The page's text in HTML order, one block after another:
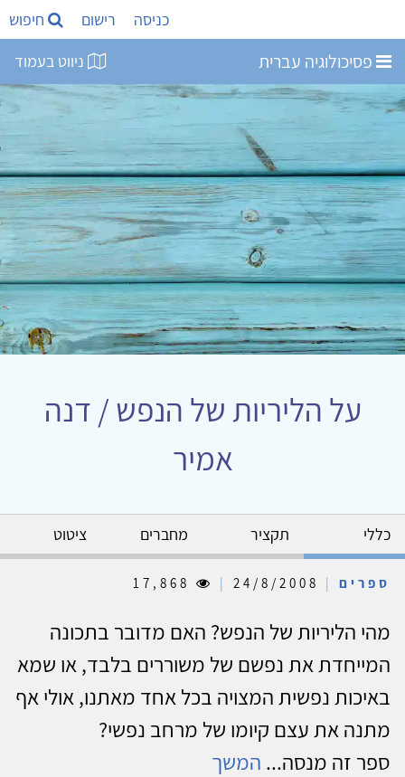
כניסה רישום חיפוש
פסיכולוגיה עברית ניווט בעמוד
על הליריות של הנפש / דנה
אמיר
כללי תקציר מחברים ציטוט
ספרים |
|
מהי הליריות של הנפש? האם מדובר בתכונה
המייחדת את נפשם של משוררים בלבד, או שמא
באיכות נפשית המצויה בכל אחד מאתנו, אולי אף
מתנה את עצם קיומו של מרחב נפשי?
ספר זה מנסה... המשך